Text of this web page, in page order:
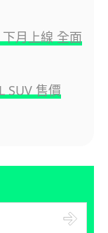
月上線 全面
SUV 售價